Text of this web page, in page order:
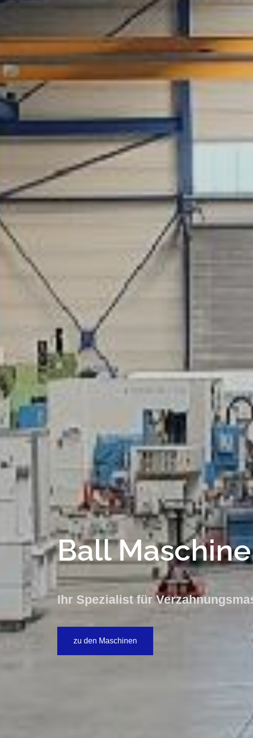
Ball
Ihr Spezialist für
zu den Maschinen